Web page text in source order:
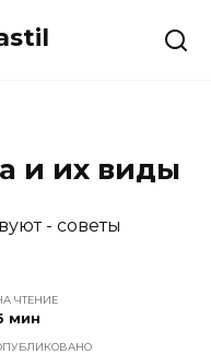
и их виды
ЧТЕНИЕ
мин